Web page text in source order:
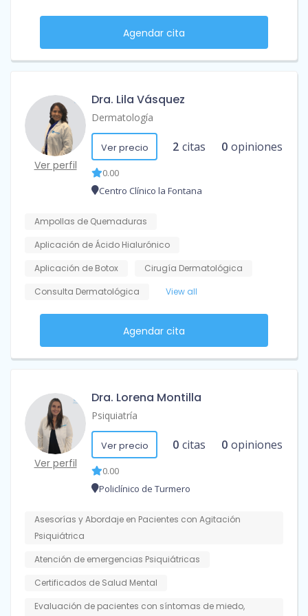
Agendar cita
Ver perfil
Dra. Lila Vásquez
Dermatología
Ver precio 2 citas 0 opiniones
0.00
Centro Clínico la Fontana
Ampollas de Quemaduras
Aplicación de Ácido Hialurónico
Aplicación de Botox
Cirugía Dermatológica
Consulta Dermatológica
View all
Agendar cita
Ver perfil
Dra. Lorena Montilla
Psiquiatría
Ver precio 0 citas 0 opiniones
0.00
Policlínico de Turmero
Asesorías y Abordaje en Pacientes con Agitación
Psiquiátrica
Atención de emergencias Psiquiátricas
Certificados de Salud Mental
Evaluación de pacientes con síntomas de miedo,